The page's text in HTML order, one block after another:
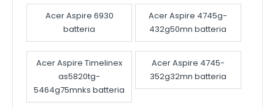
Acer Aspire 6930
batteria
Acer Aspire 4745g-
432g50mn batteria
Acer Aspire Timelinex
as5820tg-
5464g75mnks batteria
Acer Aspire 4745-
352g32mn batteria